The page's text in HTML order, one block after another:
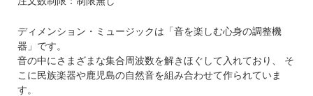
ディメンション・ミュージックは「音を楽しむ心身の調整機
器」です。
音の中にさまざまな集合周波数を解きほぐして入れており、 そ
こに⺠族楽器や鹿児島の自然音を組み合わせて作られていま
す。